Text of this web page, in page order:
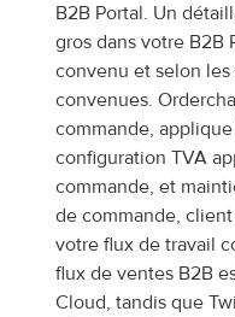
B2B Portal. Un
gros dans votre B2B
convenu et selon
convenues.
commande,
configuration TVA
commande, et
de commande,
votre flux de travail
flux de ventes B2B
Cloud, tandis que